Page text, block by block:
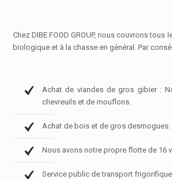
Chez DIBE FOOD GROUP, nous couvrons
biologique et à la chasse en général. Par
Achat de viandes de gros gibier :
chevreuils et de mouflons.
Achat de bois et de gros
Nous avons notre propre flotte de 16
Service public de transport